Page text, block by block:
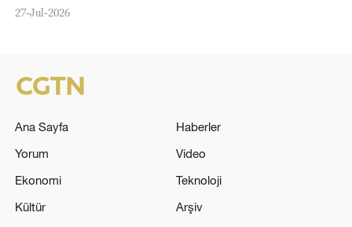
27-Jul-2026
Ana Sayfa
Haberler
Yorum
Video
Ekonomi
Teknoloji
Kültür
Arşiv